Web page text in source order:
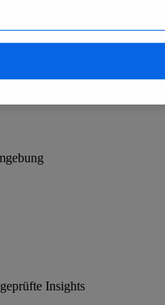
Insights